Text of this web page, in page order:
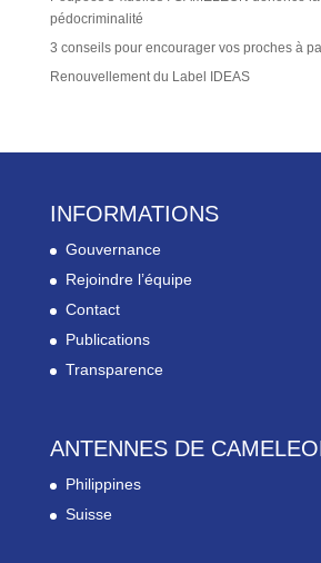
pédocriminalité
3 conseils pour encourager vos proches à
Renouvellement du Label IDEAS
INFORMATIONS
Gouvernance
Rejoindre l’équipe
Contact
Publications
Transparence
ANTENNES DE
Philippines
Suisse